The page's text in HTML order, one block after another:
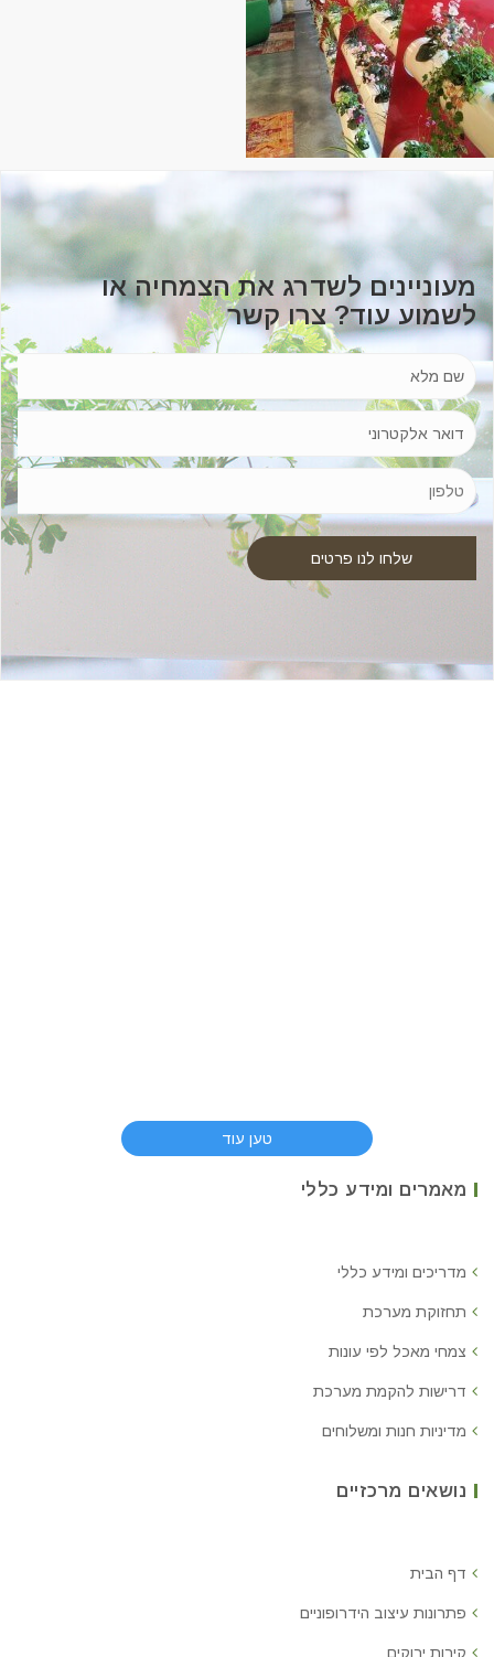
מעוניינים לשדרג את הצמחיה או
לשמוע עוד? צרו קשר
טען עוד
מאמרים ומידע כללי
מדריכים ומידע כללי
תחזוקת מערכת
צמחי מאכל לפי עונות
דרישות להקמת מערכת
מדיניות חנות ומשלוחים
נושאים מרכזיים
דף הבית
פתרונות עיצוב הידרופוניים
קירות ירוקים